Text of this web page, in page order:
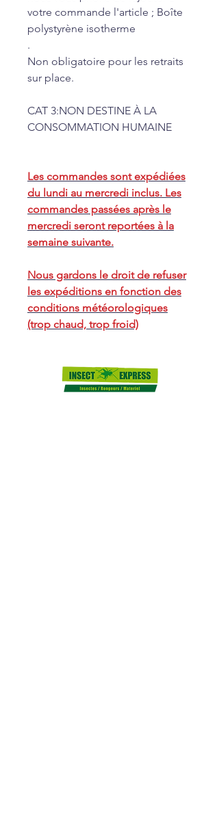
votre commande l'article ; Boîte
polystyrène isotherme
.
Non obligatoire pour les retraits
sur place.
CAT 3:NON DESTINE À LA
CONSOMMATION HUMAINE
Les commandes sont expédiées
du lundi au mercredi inclus. Les
commandes passées après le
mercredi seront reportées à la
semaine suivante.
Nous gardons le droit de refuser
les expéditions en fonction des
conditions météorologiques
(trop chaud, trop froid)